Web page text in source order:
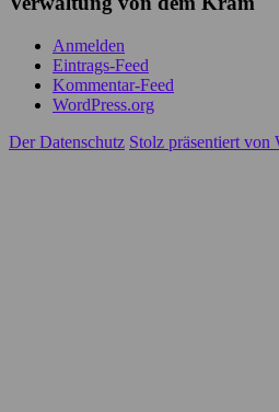
Anmelden
Eintrags-Feed
Kommentar-Feed
WordPress.org
Der Datenschutz Stolz präsentiert von